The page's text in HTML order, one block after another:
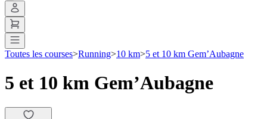
Toutes les courses>Running>10 km>5 et 10 km Gem’Aubagne
5 et 10 km Gem’Aubagne